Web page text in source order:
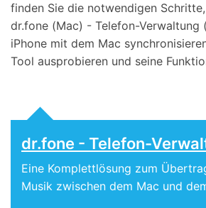
finden Sie die notwendigen
dr.fone (Mac) - Telefon-Verwaltung
iPhone mit dem Mac
Tool ausprobieren und seine
dr.fone - Telefon-
Eine Komplettlösung zum
Musik zwischen dem Mac und